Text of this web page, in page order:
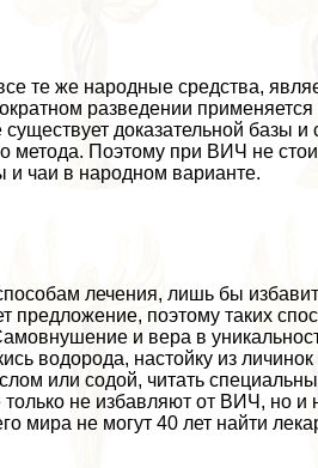
те же народные средства,
разведении
доказательной базы и
Поэтому при ВИЧ не
и чаи в народном варианте.
лечения, лишь бы
предложение, поэтому таких
и вера в
водорода, настойку из
или содой, читать
не избавляют от ВИЧ, но и
мира не могут 40 лет найти